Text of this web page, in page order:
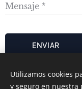
Mensaje
ENVIAR
Utilizamos cookies
y seguro en nuestra